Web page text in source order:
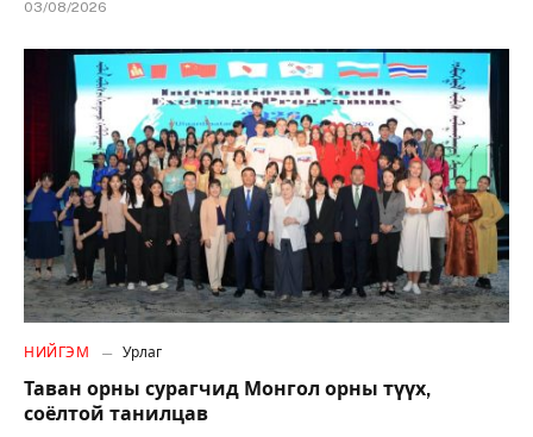
03/08/2026
НИЙГЭМ Урлаг
Таван орны сурагчид Монгол орны түүх,
соёлтой танилцав